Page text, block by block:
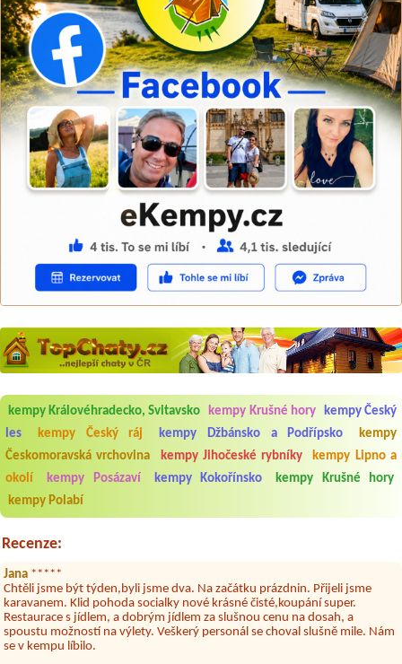
kempy Královéhradecko, Svitavsko kempy Krušné hory
kempy Český
les
kempy Český ráj kempy Džbánsko a Podřípsko
kempy
Českomoravská vrchovina
kempy Jihočeské rybníky
kempy Lipno a
okolí
kempy Posázaví kempy Kokořínsko
kempy Krušné hory
kempy Polabí
Recenze:
Aneta Melicharová***
Byli jsme zde v týdnu od 25.7. do 1.8. 2026. Kemp jako takový je pěkný.
V umývárně i na WC bylo vždy čisto, doplněný papír i utěrky, což při
množství návštěvníků není samozřejmost. V kempu je obchod a
restaurace, kebab a další občerstvení. Co nás ale velice zklamalo byl
celodenní hluk z repráků u stanů a absolutní bezohlednost ostatních
hrála jiná hudba.Kemp pěkný, ale takový rámus jsme ještě nezažili...
Jana
*****
Chtěli jsme být týden,byli jsme dva. Na začátku prázdnin. Přijeli jsme
karavanem. Klid pohoda socialky nové krásné čisté,koupání super.
Restaurace s jídlem, a dobrým jídlem za slušnou cenu na dosah, a
spoustu možností na výlety. Veškerý personál se choval slušně mile. Nám
se v kempu líbilo.